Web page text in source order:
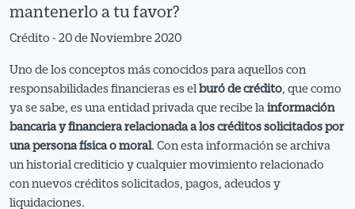
mantenerlo a tu favor?
Crédito - 20 de Noviembre 2020
Uno de los conceptos más conocidos para aquellos con
responsabilidades financieras es el buró de crédito , que como
ya se sabe, es una entidad privada que recibe la información
bancaria y financiera relacionada a los créditos solicitados por
una persona física o moral . Con esta información se archiva
un historial crediticio y cualquier movimiento relacionado
con nuevos créditos solicitados, pagos, adeudos y
liquidaciones.